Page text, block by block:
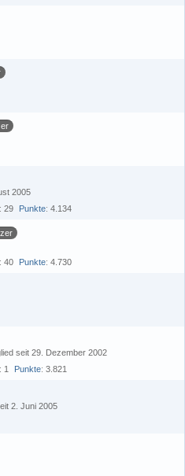
2005
29 Punkte 4.134
40 Punkte 4.730
seit 29. Dezember 2002
1 Punkte 3.821
2. Juni 2005